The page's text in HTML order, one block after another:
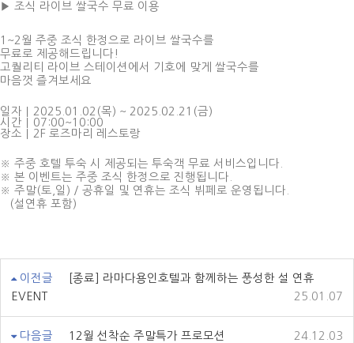
▶ 조식 라이브 쌀국수 무료 이용
1~2월 주중 조식 한정으로 라이브 쌀국수를
무료로 제공해드립니다!
고퀄리티 라이브 스테이션에서 기호에 맞게 쌀국수를
마음껏 즐겨보세요
일자｜2025.01.02(목) ~ 2025.02.21(금)
시간｜07:00~10:00
장소｜2F 로즈마리 레스토랑
※ 주중 호텔 투숙 시 제공되는 투숙객 무료 서비스입니다.
※ 본 이벤트는 주중 조식 한정으로 진행됩니다.
※ 주말(토,일) / 공휴일 및 연휴는 조식 뷔페로 운영됩니다.
(설연휴 포함)
이전글
[종료] 라마다용인호텔과 함께하는 풍성한 설 연휴
EVENT
25.01.07
다음글 12월 선착순 주말특가 프로모션 24.12.03